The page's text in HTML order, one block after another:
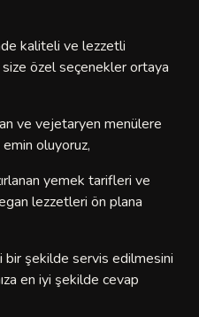
kaliteli ve lezzetli
özel seçenekler ortaya
ve vejetaryen menülere
emin oluyoruz,
yemek tarifleri ve
lezzetleri ön plana
şekilde servis edilmesini
en iyi şekilde cevap